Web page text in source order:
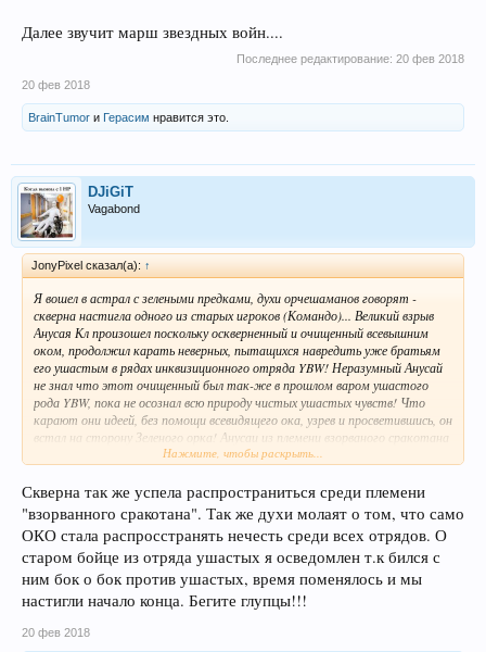
Далее звучит марш звездных войн....
Последнее редактирование: 20 фев 2018
20 фев 2018
BrainTumor и Герасим нравится это.
DJiGiT
Vagabond
JonyPixel сказал(а): ↑
Я вошел в астрал с зелеными предками, духи орчешаманов говорят -
скверна настигла одного из старых игроков (Командо)... Великий взрыв
Анусая Кл произошел поскольку оскверненный и очищенный всевышним
оком, продолжил карать неверных, пытащихся навредить уже братьям
его ушастым в рядах инквизиционного отряда YBW! Неразумный Анусай
не знал что этот очищенный был так-же в прошлом варом ушастого
рода YBW, пока не осознал всю природу чистых ушастых чувств! Что
карают они идеей, без помощи всевидящего ока, узрев и просветившись, он
встал на сторону Зеленого орка! Анусаи из племени взорваного сракотана
изъявил(и) желание совокуплятся с родом всевидящего ока, ошибочно
низвергнут в небытие... Скверна изъела его озлобленную душу!!!
Когданибудь в будующем наступит новая эра, когда вы и ваши предки как
бывший вар пройдут через орден YBW познав всю силу силу и узрев что
нет там помощи верховного ока... И даже наоборот верховный Адмэн
часто истезал наши ряды, мучая на убийствах древних драконов, прочей
нечести мира LINEAGE дабы власть и мощь их реликвий не досталась им
и не скружила Ушастому ордину голову, и мир La2worlda не канул в лету
от нашей силы. Таким образом достигался баланс и мир во всем ла2мире
процветал! Ушастые это осознали и смирились, стали нести это
Нажмите, чтобы раскрыть...
Скверна так же успела распространиться среди племени
"взорванного сракотана". Так же духи молаят о том, что само
ОКО стала распросстранять нечесть среди всех отрядов. О
старом бойце из отряда ушастых я осведомлен т.к бился с
ним бок о бок против ушастых, время поменялось и мы
настигли начало конца. Бегите глупцы!!!
20 фев 2018